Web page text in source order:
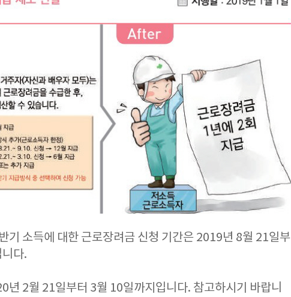
기 소득에 대한 근로장려금 신청 기간은 2019년 8월 21일부
다.
년 2월 21일부터 3월 10일까지입니다. 참고하시기 바랍니